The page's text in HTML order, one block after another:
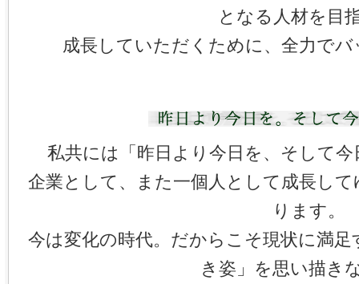
となる人材を目
成長していただくために、全力で
私共には「昨日より今日を、そして
企業として、また一個人として成長し
ります。
今は変化の時代。だからこそ現状に満
き姿」を思い描き